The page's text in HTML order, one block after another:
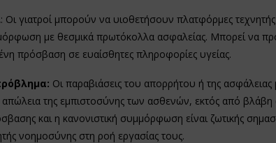
: Οι γιατροί μπορούν να υιοθετήσουν πλατφόρμες
με θεσμικά πρωτόκολλα ασφαλείας. Μπορεί να
πρόσβαση σε ευαίσθητες πληροφορίες υγείας.
Οι παραβιάσεις του απορρήτου ή της
απώλεια της εμπιστοσύνης των ασθενών, εκτός από
και η κανονιστική συμμόρφωση είναι ζωτικής
νοημοσύνης στη ροή εργασίας τους.